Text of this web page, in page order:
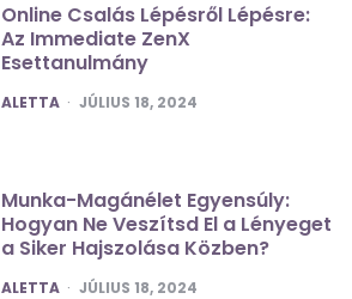
Online Csalás Lépésről Lépésre:
Az Immediate ZenX
Esettanulmány
POSTED
ALETTA JÚLIUS 18, 2024
Munka-Magánélet Egyensúly:
Hogyan Ne Veszítsd El a Lényeget
a Siker Hajszolása Közben?
POSTED
ALETTA JÚLIUS 18, 2024